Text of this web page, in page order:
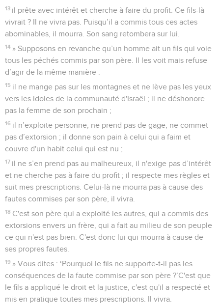
13 il prête avec intérêt et cherche à faire du profit. Ce fils-là
vivrait ? Il ne vivra pas. Puisqu’il a commis tous ces actes
abominables, il mourra. Son sang retombera sur lui.
14 » Supposons en revanche qu’un homme ait un fils qui voie
tous les péchés commis par son père. Il les voit mais refuse
d’agir de la même manière :
15 il ne mange pas sur les montagnes et ne lève pas les yeux
vers les idoles de la communauté d'Israël ; il ne déshonore
pas la femme de son prochain ;
16 il n’exploite personne, ne prend pas de gage, ne commet
pas d’extorsion ; il donne son pain à celui qui a faim et
couvre d'un habit celui qui est nu ;
17 il ne s’en prend pas au malheureux, il n'exige pas d’intérêt
et ne cherche pas à faire du profit ; il respecte mes règles et
suit mes prescriptions. Celui-là ne mourra pas à cause des
fautes commises par son père, il vivra.
18 C'est son père qui a exploité les autres, qui a commis des
extorsions envers un frère, qui a fait au milieu de son peuple
ce qui n'est pas bien. C'est donc lui qui mourra à cause de
ses propres fautes.
19 » Vous dites : ‘Pourquoi le fils ne supporte-t-il pas les
conséquences de la faute commise par son père ?’C'est que
le fils a appliqué le droit et la justice, c'est qu'il a respecté et
mis en pratique toutes mes prescriptions. Il vivra.